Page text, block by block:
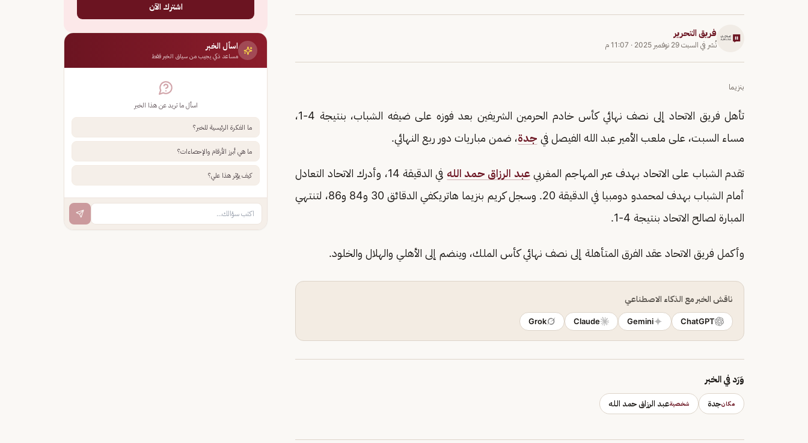
فريق التحرير
نُشر في السبت 29 نوفمبر 2025 · 11:07 م
بنزيما
تأهل فريق الاتحاد إلى نصف نهائي كأس خادم الحرمين الشريفين بعد فوزه على ضيفه الشباب، بنتيجة 4-1،
مساء السبت، على ملعب الأمير عبد الله الفيصل في جدة، ضمن مباريات دور ربع النهائي.
تقدم الشباب على الاتحاد بهدف عبر المهاجم المغربيعبد الرزاق حمد الله
في الدقيقة 14، وأدرك الاتحاد التعادل
أمام الشباب بهدف لمحمدو دومبيا في الدقيقة 20. وسجل كريم بنزيما هاتريكفي الدقائق 30 و84 و86، لتنتهي
المبارة لصالح الاتحاد بنتيجة 4-1.
وأكمل فريق الاتحاد عقد الفرق المتأهلة إلى نصف نهائي كأس الملك، وينضم إلى الأهلي والهلال والخلود.
ناقش الخبر مع الذكاء الاصطناعي
ChatGPT
Gemini
Claude
Grok
وَرَد في الخبر
مكانجدة شخصيةعبد الرزاق حمد الله
اشترك الآن
اسأل الخبر
مساعد ذكي يجيب من سياق الخبر فقط
اسأل ما تريد عن هذا الخبر
ما الفكرة الرئيسية للخبر؟
ما هي أبرز الأرقام والإحصاءات؟
كيف يؤثر هذا علي؟